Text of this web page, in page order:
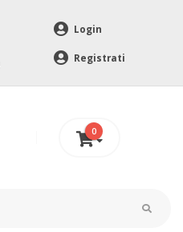
Login
Registrati
0